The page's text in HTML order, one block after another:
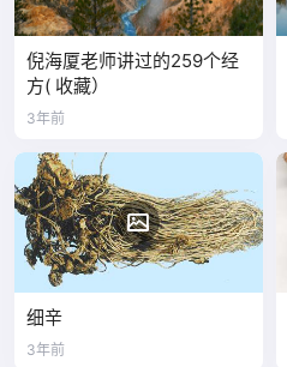
倪海厦老师讲过的259个经
方( 收藏）
3年前
细辛
3年前